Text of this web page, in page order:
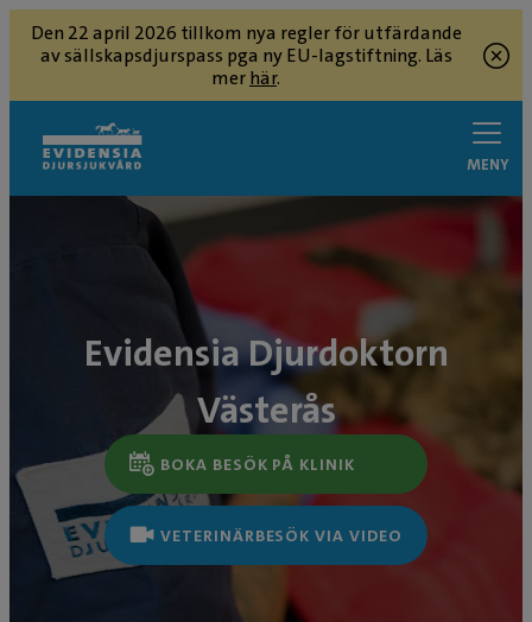
Den 22 april 2026 tillkom nya regler för utfärdande
av sällskapsdjurspass pga ny EU-lagstiftning. Läs
merhär.
MENY
Evidensia Djurdoktorn
Västerås
BOKA BESÖK PÅ KLINIK
VETERINÄRBESÖK VIA VIDEO